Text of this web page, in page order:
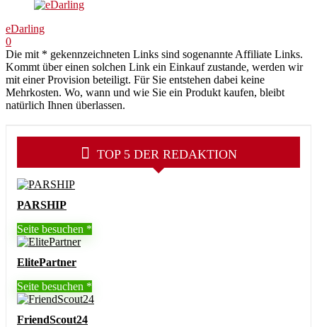
eDarling
0
Die mit * gekennzeichneten Links sind sogenannte Affiliate Links.
Kommt über einen solchen Link ein Einkauf zustande, werden wir
mit einer Provision beteiligt. Für Sie entstehen dabei keine
Mehrkosten. Wo, wann und wie Sie ein Produkt kaufen, bleibt
natürlich Ihnen überlassen.
TOP 5 DER REDAKTION
PARSHIP
Seite besuchen
ElitePartner
Seite besuchen
FriendScout24